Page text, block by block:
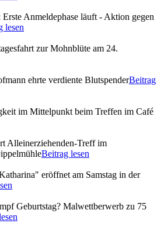
Anmeldephase läuft - Aktion gegen
lesen
zur Mohnblüte am 24.
ehrte verdiente BlutspenderBeitrag
im Mittelpunkt beim Treffen im Café
Alleinerziehenden-Treff im
Beitrag lesen
eröffnet am Samstag in der
Geburtstag? Malwettberwerb zu 75